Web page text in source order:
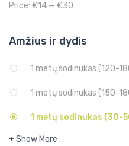
Price: €14 — €30
Amžius ir dydis
1 metų sodinukas (120-
1 metų sodinukas (150-
1 metų sodinukas (30-
+ Show More